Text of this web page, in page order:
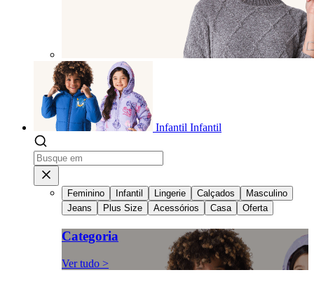
Infantil Infantil
Feminino Infantil Lingerie Calçados
Masculino
Jeans
Plus Size Acessórios Casa Oferta
Categoria
Ver tudo >